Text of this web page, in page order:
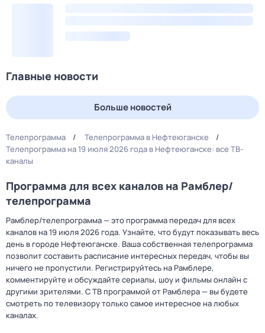
Главные новости
Больше новостей
Телепрограмма
Телепрограмма в Нефтеюганске
Телепрограмма на 19 июля 2026 года в Нефтеюганске: все ТВ-
каналы
Программа для всех каналов на Рамблер/
телепрограмма
Рамблер/телепрограмма — это программа передач для всех
каналов на 19 июля 2026 года. Узнайте, что будут показывать весь
день в городе Нефтеюганске. Ваша собственная телепрограмма
позволит составить расписание интересных передач, чтобы вы
ничего не пропустили. Регистрируйтесь на Рамблере,
комментируйте и обсуждайте сериалы, шоу и фильмы онлайн с
другими зрителями. С ТВ программой от Рамблера — вы будете
смотреть по телевизору только самое интересное на любых
каналах.